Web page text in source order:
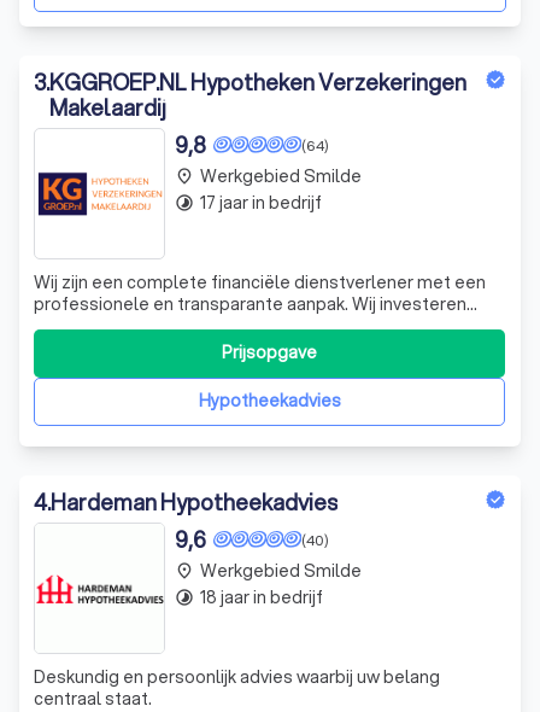
3.KGGROEP.NL Hypotheken Verzekeringen
Makelaardij
(64)
9,8
Wij zijn een complete financiële dienstverlener met een
professionele en transparante aanpak. Wij investeren
sterk in een persoonlijke band met onze relaties. Dat is
onze servicekracht, naar je!
Hypotheekadvies
Prijsopgave
place Werkgebied Smilde
timelapse 17 jaar in bedrijf
4.Hardeman Hypotheekadvies
(40)
9,6
Deskundig en persoonlijk advies waarbij uw belang
centraal staat.
place Werkgebied Smilde
timelapse 18 jaar in bedrijf